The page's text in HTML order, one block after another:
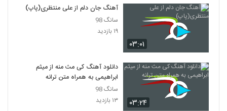
6584 نام یواش منو میبوسه
آهنگ رضا زد آر بنام هیجده سالگی
۲۵۸ بازدید
ایهام بند آهنگ سلطان قلب من
۰۳:۰۱
آهنگ جان دلم از علی منتظری(پاپ)
سانگ 98
۱۹ بازدید
۰۳:۲۴
دانلود آهنگ کی مث منه از میثم
ابراهیمی به همراه متن ترانه
سانگ 98
۱۳ بازدید